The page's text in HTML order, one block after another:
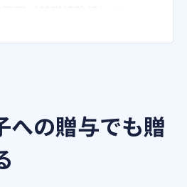
括贈与の非課税措
の贈与でも贈